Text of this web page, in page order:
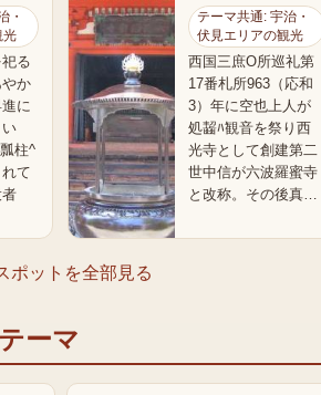
・
光
る
か
に
柱^
て
テーマ共通: 宇治・
伏見エリアの観光
西国三庶O所巡礼第
17番札所963（応和
3）年に空也上人が
処齧ﾊ観音を祭り西
光寺として創建第二
世中信が六波羅蜜寺
と改称。その後真…
ポットを全部見る
ーマ